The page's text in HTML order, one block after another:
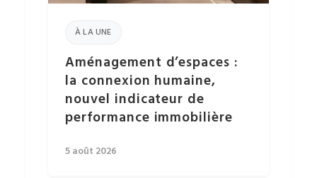
À LA UNE
Aménagement d’espaces :
la connexion humaine,
nouvel indicateur de
performance immobilière
5 août 2026